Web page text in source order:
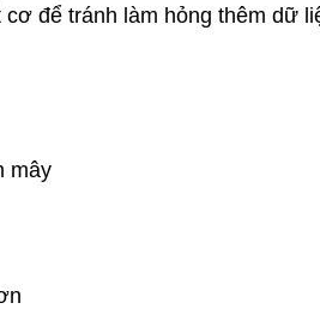
để tránh làm hỏng thêm dữ
mây